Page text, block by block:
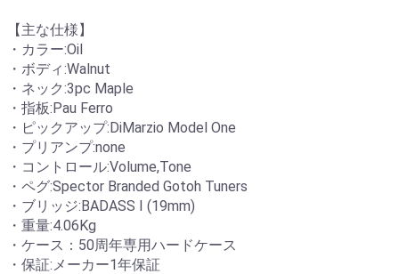
【主な仕様】
・カラー:Oil
・ボディ:Walnut
・ネック:3pc Maple
・指板:Pau Ferro
・ピックアップ:DiMarzio Model One
・プリアンプ:none
・コントロール:Volume,Tone
・ペグ:Spector Branded Gotoh Tuners
・ブリッジ:BADASS I (19mm)
・重量:4.06Kg
・ケース：50周年専用ハードケース
・保証:メーカー1年保証